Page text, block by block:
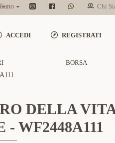
Chi
ACCEDI REGISTRATI
BORSA
DELLA
WF2448A111